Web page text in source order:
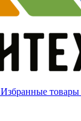
Избранные товары